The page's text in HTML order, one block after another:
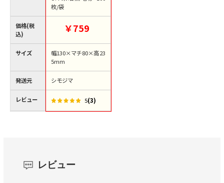
価格(税
込)
サイズ
発送元
レビュー
枚/袋
￥759
幅130×マチ80×高23
5mm
シモジマ
5(3)
レビュー